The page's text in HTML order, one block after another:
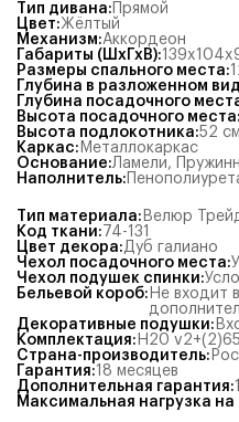
Тип дивана: Прямой
Цвет:Жёлтый
Механизм:Аккордеон
Габариты (ШхГхВ):
Размеры спального места:
Глубина в разложенном
Глубина посадочного
Высота посадочного места:
Высота подлокотника:52 см
Каркас: Металлокаркас
Основание:Ламели,
Наполнитель:
Тип материала: Велюр
Код ткани: 74-131
Цвет декора:Дуб галиано
Чехол посадочного места:
Чехол подушек спинки:
Бельевой короб: Не входит
Декоративные подушки:
Комплектация: Н20
Страна-производитель:
Гарантия:18 месяцев
Дополнительная гарантия:
Максимальная нагрузка